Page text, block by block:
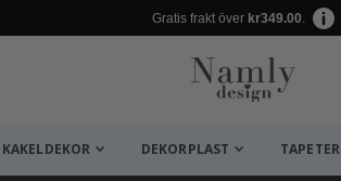
Gratis frakt över kr349.00.
KAKELDEKOR DEKORPLAST TAPETER